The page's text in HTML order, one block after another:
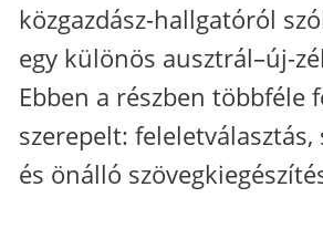
közgazdász-hallgatóról
egy különös ausztrál–új-
Ebben a részben többféle
szerepelt:
és önálló